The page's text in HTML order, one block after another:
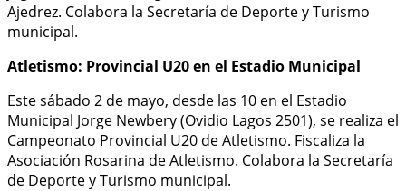
Ajedrez. Colabora la Secretaría de Deporte y Turismo
municipal.
Atletismo: Provincial U20 en el Estadio Municipal
Este sábado 2 de mayo, desde las 10 en el Estadio
Municipal Jorge Newbery (Ovidio Lagos 2501), se realiza el
Campeonato Provincial U20 de Atletismo. Fiscaliza la
Asociación Rosarina de Atletismo. Colabora la Secretaría
de Deporte y Turismo municipal.